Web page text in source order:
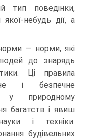
тип поведінки,
небудь дії, а
норми — норми, які
до знарядь
Ці правила
і безпечне
у природному
багатств і явиш
і техніки.
будівельних